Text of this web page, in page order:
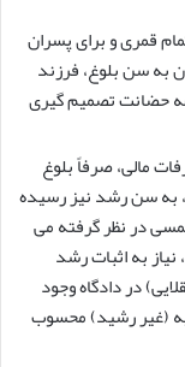
۹ سال تمام قمری و برای پسران
به سن بلوغ، فرزند
حضانت تصمیم گیری
مالی، صرفاً بلوغ
به سن رشد نیز رسیده
سال تمام شمسی در نظر گرفته می
به اثبات رشد
در دادگاه وجود
(غیر رشید) محسوب